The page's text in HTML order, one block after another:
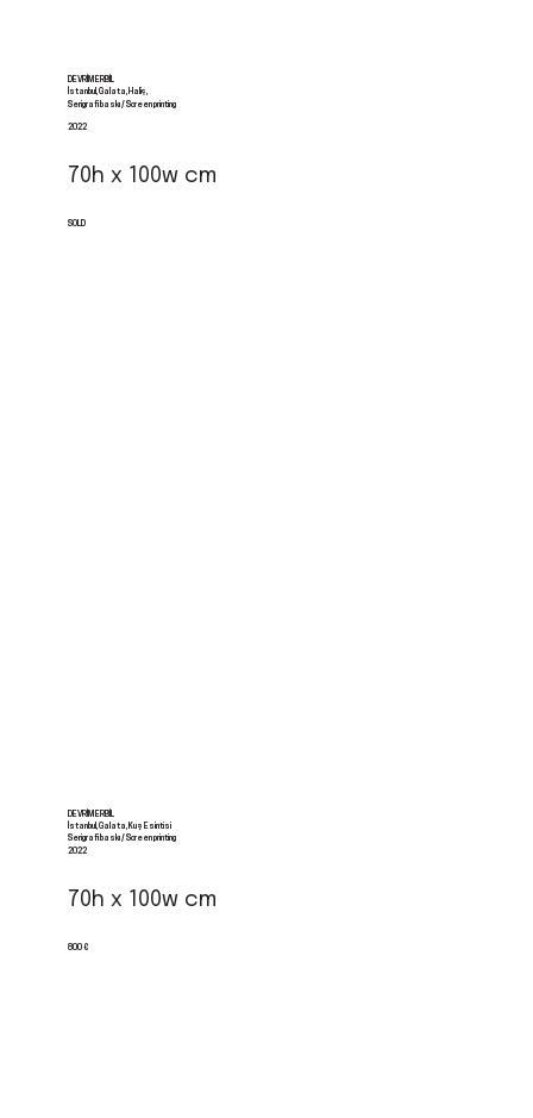
DEVRIM ERBIL
İstanbul, Galata, Haliç,
2022
70h x 100w cm
Serigrafi baskı / Screen printing
SOLD
DEVRIM ERBIL
İstanbul, Galata, Kuş Esintisi
2022
70h x 100w cm
Serigrafi baskı / Screen printing
800 €